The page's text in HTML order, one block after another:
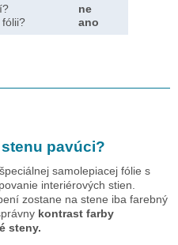
ne
ano
pavúci?
samolepiacej fólie s
interiérových stien.
zostane na stene iba farebný
kontrast farby
steny.